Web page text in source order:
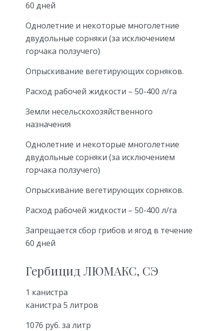
60 дней
Однолетние и некоторые многолетние
двудольные сорняки (за исключением
горчака ползучего)
Опрыскивание вегетирующих сорняков.
Расход рабочей жидкости – 50-400 л/га
Земли несельскохозяйственного
назначения
Однолетние и некоторые многолетние
двудольные сорняки (за исключением
горчака ползучего)
Опрыскивание вегетирующих сорняков.
Расход рабочей жидкости – 50-400 л/га
Запрещается сбор грибов и ягод в течение
60 дней
Гербицид ЛЮМАКС, СЭ
1 канистра
канистра 5 литров
1076 руб. за литр